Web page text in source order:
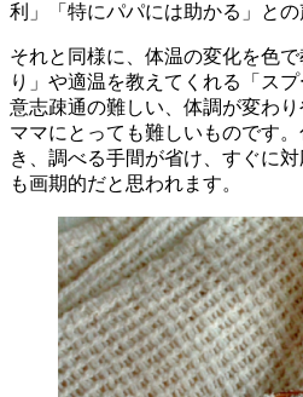
利」「特にパパには助かる」との
それと同様に、体温の変化を色
り」や適温を教えてくれる「ス
意志疎通の難しい、体調が変わ
ママにとっても難しいものです
き、調べる手間が省け、すぐに
も画期的だと思われます。